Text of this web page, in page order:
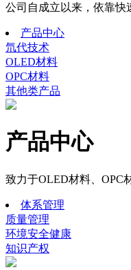
公司自成立以来，依靠快
产品中心
氘代技术
OLED材料
OPC材料
其他类产品
产品中心
致力于OLED材料、OPC
体系管理
质量管理
环境安全健康
知识产权